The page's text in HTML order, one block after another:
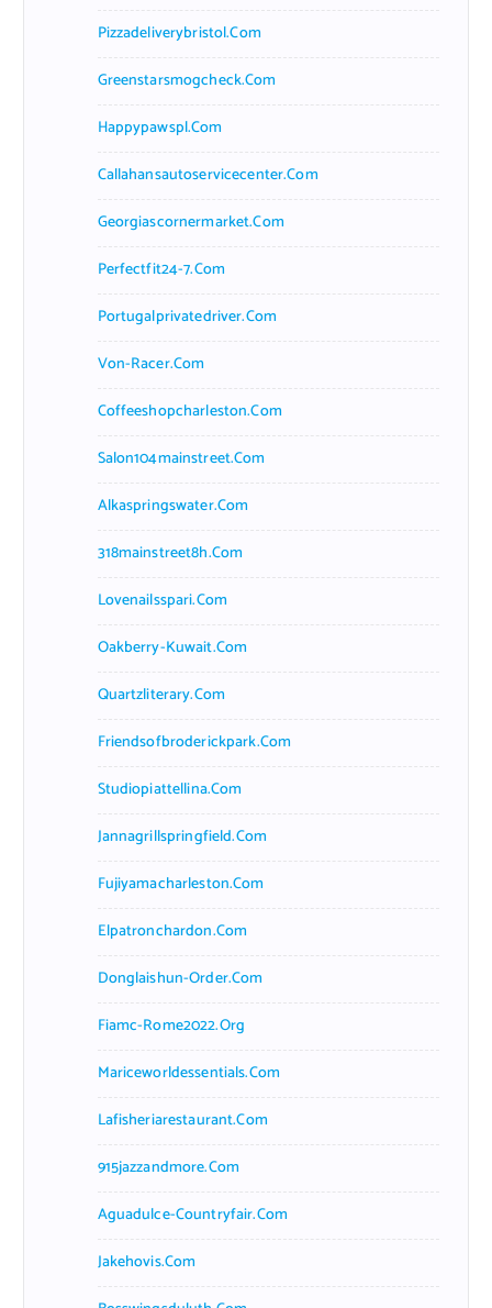
Pizzadeliverybristol.com
Greenstarsmogcheck.com
Happypawspl.com
Callahansautoservicecenter.com
Georgiascornermarket.com
Perfectfit24-7.com
Portugalprivatedriver.com
Von-Racer.com
Coffeeshopcharleston.com
Salon104mainstreet.com
Alkaspringswater.com
318mainstreet8h.com
Lovenailsspari.com
Oakberry-Kuwait.com
Quartzliterary.com
Friendsofbroderickpark.com
Studiopiattellina.com
Jannagrillspringfield.com
Fujiyamacharleston.com
Elpatronchardon.com
Donglaishun-Order.com
Fiamc-Rome2022.org
Mariceworldessentials.com
Lafisheriarestaurant.com
915jazzandmore.com
Aguadulce-Countryfair.com
Jakehovis.com